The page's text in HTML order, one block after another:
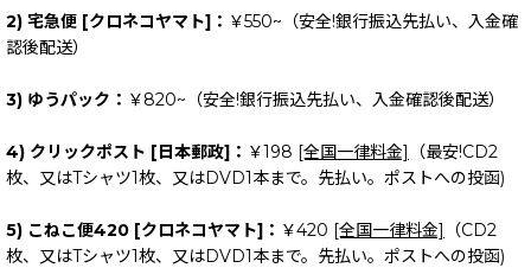
2) 宅急便 [クロネコヤマト]： ￥550~（安全!銀行振込先払い、入金確
認後配送）
3) ゆうパック： ￥820~（安全!銀行振込先払い、入金確認後配送）
4) クリックポスト [日本郵政]： ￥198 [全国一律料金]
（最安!CD2
枚、又はTシャツ1枚、又はDVD1本まで。先払い。ポストへの投函)
5) こねこ便420 [クロネコヤマト]： ￥420 [全国一律料金]
（CD2
枚、又はTシャツ1枚、又はDVD1本まで。先払い。ポストへの投函)